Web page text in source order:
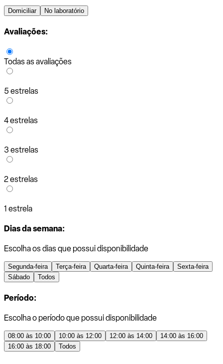
Domiciliar No laboratório
Avaliações:
Todas as avaliações
5 estrelas
4 estrelas
3 estrelas
2 estrelas
1 estrela
Dias da semana:
Escolha os dias que possui disponibilidade
Segunda-feira Terça-feira Quarta-feira Quinta-feira
Sexta-feira
Sábado
Todos
Período:
Escolha o período que possui disponibilidade
08:00 às 10:00 10:00 às 12:00 12:00 às 14:00
14:00 às 16:00
16:00 às 18:00
Todos